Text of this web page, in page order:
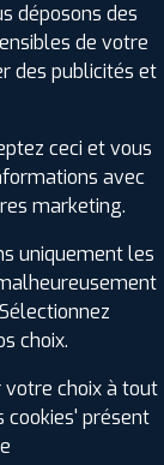
À
Le Rheu (35)
Melesse (35)
sur-Meu (35)
Mordelles (35)
Pacé (35)
déposons des
de votre
des publicités et
ceci et vous
avec
marketing.
uniquement les
choix.
votre choix à tout
cookies' présent